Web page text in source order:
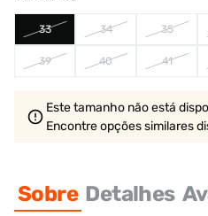
33 34 35
39 40 41
Este tamanho não está
Encontre opções similares
Sobre Detalhes